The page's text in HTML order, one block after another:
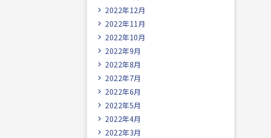
2022年12月
2022年11月
2022年10月
2022年9月
2022年8月
2022年7月
2022年6月
2022年5月
2022年4月
2022年3月